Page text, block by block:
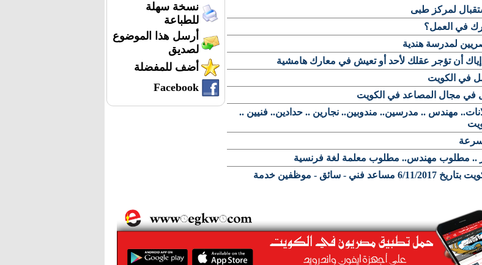
نسخة سهلة
للطباعة
أرسل هذا الموضوع
لصديق
أضف للمفضلة
Facebook
لمركز طبى
في العمل؟
لمدرسة هندية
إياك أن تؤجر عقلك لأحد أو تعيش في معارك هامشية
في الكويت
مجال المصاعد في الكويت
مهندس .. مدرسين.. مندوبين.. نجارين .. حدادين.. فنيين ..
.. مطلوب مهندس.. مطلوب معلمة لغة فرنسية
وظائف خالية في الكويت بتاريخ 6/11/2017 مساعد فني - سائق - موظفين خدمة